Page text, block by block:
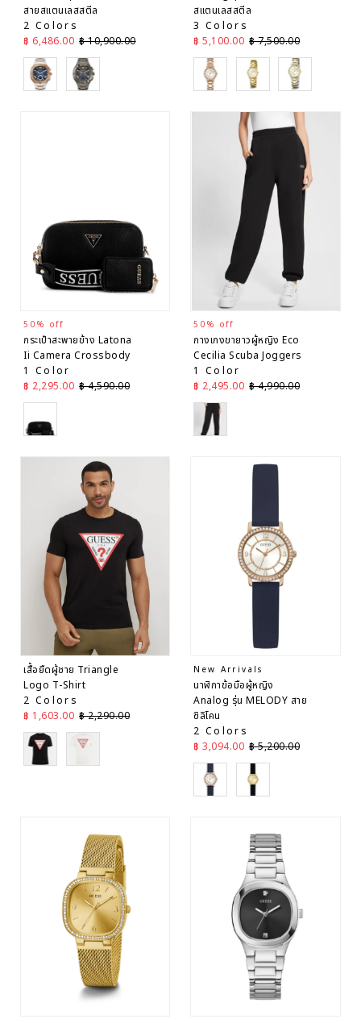
สายสแตนเลสสตีล
2 Colors
ราคาลด
฿ 6,486.00 ราคาปกติ
฿ 10,900.00
SIlver Grey
สแตนเลสสตีล
3 Colors
ราคาลด
฿ 5,100.00 ราคาปกติ
฿ 7,500.00
Gold Gold Multi Color
50% off
กระเป๋าสะพายข้าง Latona
Ii Camera Crossbody
1 Color
ราคาลด
฿ 2,295.00 ราคาปกติ
฿ 4,590.00
50% off
กางเกงขายาวผู้หญิง Eco
Cecilia Scuba Joggers
1 Color
ราคาลด
฿ 2,495.00 ราคาปกติ
฿ 4,990.00
Black
เสื้อยืดผู้ชาย Triangle
Logo T-Shirt
2 Colors
ราคาลด
฿ 1,603.00 ราคาปกติ
฿ 2,290.00
Black White
New Arrivals
นาฬิกาข้อมือผู้หญิง
Analog รุ่น MELODY สาย
ซิลิโคน
2 Colors
ราคาลด
฿ 3,094.00 ราคาปกติ
฿ 5,200.00
Blue Black